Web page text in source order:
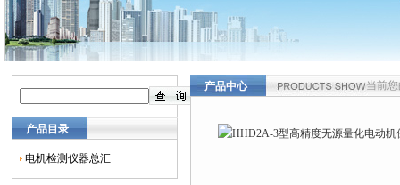
产品目录
电机检测仪器总汇
产品中心 当前